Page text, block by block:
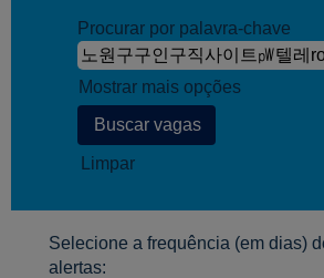
Procurar por palavra-chave
Mostrar mais opções
Limpar
Selecione a frequência (em dias)
alertas: